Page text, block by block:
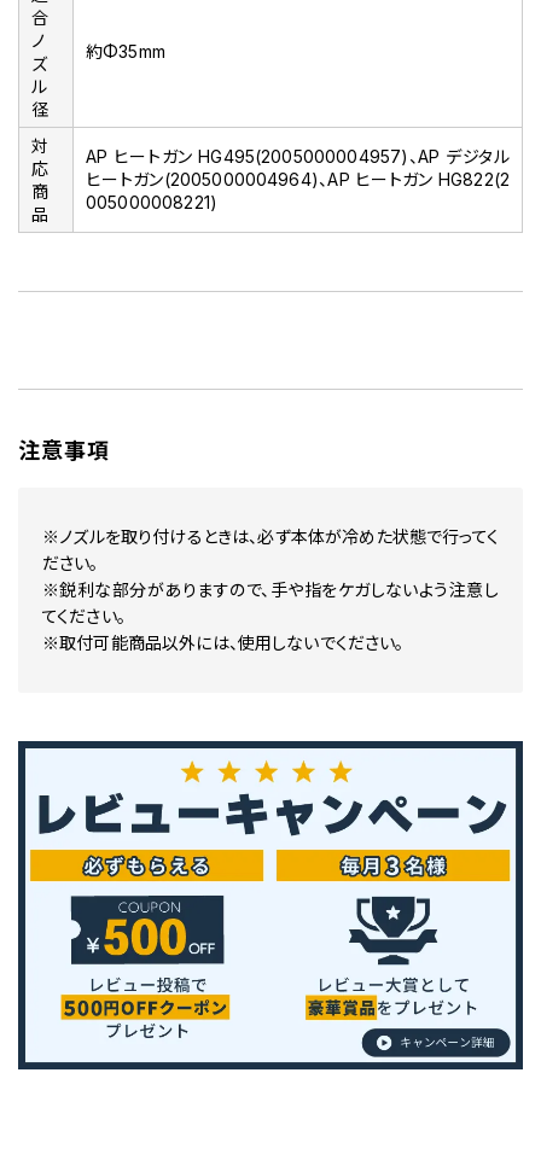
合
ノ
ズ
ル
径
約Φ35mm
対
応
商
品
AP ヒートガン HG495(2005000004957)、AP デジタル
ヒートガン(2005000004964)、AP ヒートガン HG822(2
005000008221)
注意事項
※ノズルを取り付けるときは、必ず本体が冷めた状態で行ってく
ださい。
※鋭利な部分がありますので、手や指をケガしないよう注意し
てください。
※取付可能商品以外には、使用しないでください。